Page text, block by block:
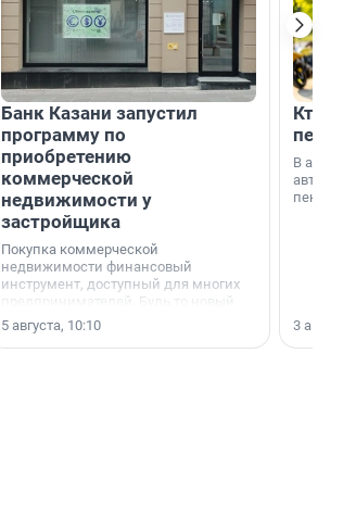
Банк Казани запустил
программу по
приобретению
коммерческой
недвижимости у
застройщика
Покупка коммерческой
недвижимости финансовый
инструмент, доступный для многих
предпринимателей. Будь то новый
офис, склад, торговое помещение
или готовый арендный бизнес —
успех сделки зависит от правильного
5 августа, 10:10
Кто
В
пенсии.
3